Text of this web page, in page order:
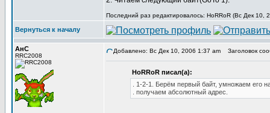
Последний раз редактировалось: HoRRoR (Вс Дек 10,
Вернуться к началу
АнС
RRC2008
Добавлено: Вс Дек 10, 2006 1:37 am Заголовок
HoRRoR писал(а):
. 1-2-1. Берём первый байт, умножаем его
. получаем абсолютный адрес.